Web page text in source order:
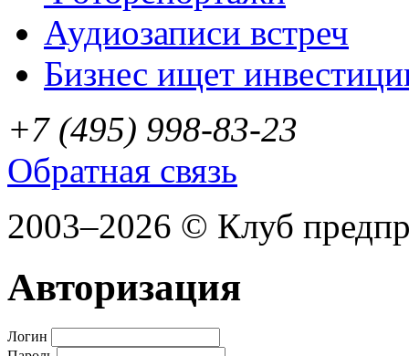
Аудиозаписи встреч
Бизнес ищет
+7 (495) 998-83-23
Обратная связь
2003–2026 © Клуб
Авторизация
Логин